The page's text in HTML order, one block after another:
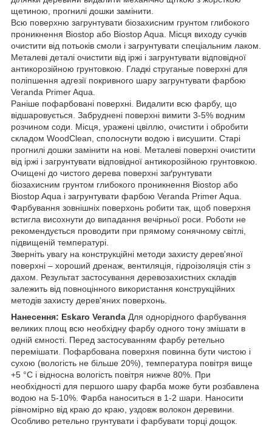
щетиною, прогнилі дошки замінити.
Всю поверхню загрунтувати біозахисним грунтом глибокого
проникнення Biostop або Biostop Aqua. Місця виходу сучків
очистити від потьоків смоли і загрунтувати спеціальним лаком.
Металеві деталі очистити від іржі і загрунтувати відповідної
антикорозійною грунтовкою. Гладкі струганые поверхні для
поліпшення адгезії покривного шару загрунтувати фарбою
Veranda Primer Aqua.
Раніше пофарбовані поверхні. Видалити всю фарбу, що
відшаровується. Забруднені поверхні вимити 3-5% водним
розчином соди. Місця, уражені цвіллю, очистити і обробити
складом WoodClean, сполоснути водою і висушити. Старі
прогнилі дошки замінити на нові. Металеві поверхні очистити
від іржі і загрунтувати відповідної антикорозійною грунтовкою.
Очищені до чистого дерева поверхні заґрунтувати
біозахисним грунтом глибокого проникнення Biostop або
Biostop Aqua і загрунтувати фарбою Veranda Primer Aqua.
Фарбування зовнішніх поверхонь робити так, щоб поверхня
встигла висохнути до випадання вечірньої роси. Роботи не
рекомендується проводити при прямому сонячному світлі,
підвищеній температурі.
Зверніть увагу на конструкційні методи захисту дерев'яної
поверхні – хороший дренаж, вентиляція, гідроізоляція стін з
дахом. Результат застосування деревозахистних складів
залежить від повноцінного використання конструкційних
методів захисту дерев'яних поверхонь.
Нанесення: Eskaro Veranda Для однорідного фарбування
великих площ всю необхідну фарбу одного тону змішати в
одній ємності. Перед застосуванням фарбу ретельно
перемішати. Пофарбована поверхня повинна бути чистою і
сухою (вологість не більше 20%), температура повітря вище
+5 °С і відносна вологість повітря нижче 80%. При
необхідності для першого шару фарба може бути розбавлена
водою на 5-10%. Фарба наноситься в 1-2 шари. Наносити
рівномірно від краю до краю, уздовж волокон деревини.
Особливо ретельно грунтувати і фарбувати торці дощок.